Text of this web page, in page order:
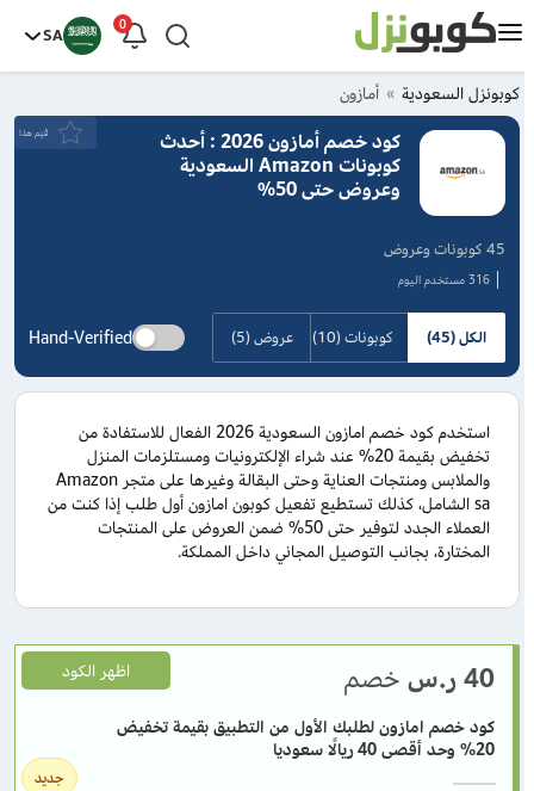
0
SA
كوبونزل السعودية أمازون
كود خصم أمازون 2026 : أحدث
كوبونات Amazon السعودية
وعروض حتى 50%
45 كوبونات وعروض
316 مستخدم اليوم
قيَم هذا
الكل (45) كوبونات (10) عروض (5) Hand-Verified
استخدم كود خصم امازون السعودية 2026 الفعال للاستفادة من
تخفيض بقيمة 20% عند شراء الإلكترونيات ومستلزمات المنزل
والملابس ومنتجات العناية وحتى البقالة وغيرها على متجر Amazon
sa الشامل، كذلك تستطيع تفعيل كوبون امازون أول طلب إذا كنت من
العملاء الجدد لتوفير حتى 50% ضمن العروض على المنتجات
المختارة، بجانب التوصيل المجاني داخل المملكة.
40 ر.س خصم
جديد
كود خصم امازون لطلبك الأول من التطبيق بقيمة تخفيض
20% وحد أقصى 40 ريالًا سعوديا
اظهر الكود